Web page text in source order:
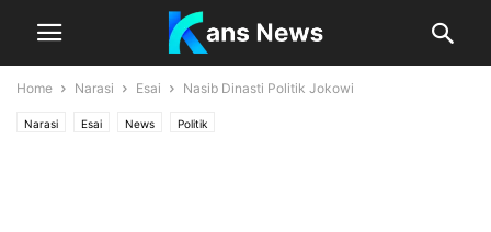
Home Narasi Esai Nasib Dinasti Politik Jokowi
Narasi Esai News Politik